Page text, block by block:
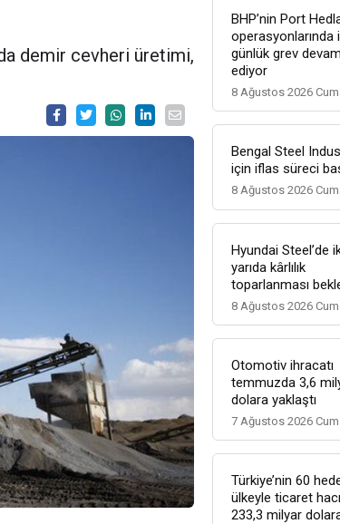
demir cevheri üretimi,
BHP’nin Port
operasyonlarında
günlük grev devam
ediyor
8 Ağustos 2026
Bengal Steel
için iflas süreci
8 Ağustos 2026
Hyundai Steel’de
yarıda kârlılık
toparlanması
8 Ağustos 2026
Otomotiv ihracatı
temmuzda 3,6
dolara yaklaştı
7 Ağustos 2026
Türkiye’nin 60
ülkeyle ticaret
233,3 milyar